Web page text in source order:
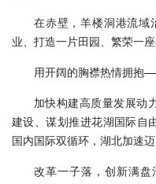
在赤壁，羊楼洞港流域
业、打造一片田园、繁荣一
用开阔的胸襟热情拥抱
加快构建高质量发展动
建设、谋划推进花湖国际
国内国际双循环，湖北加速迈
改革一子落，创新满